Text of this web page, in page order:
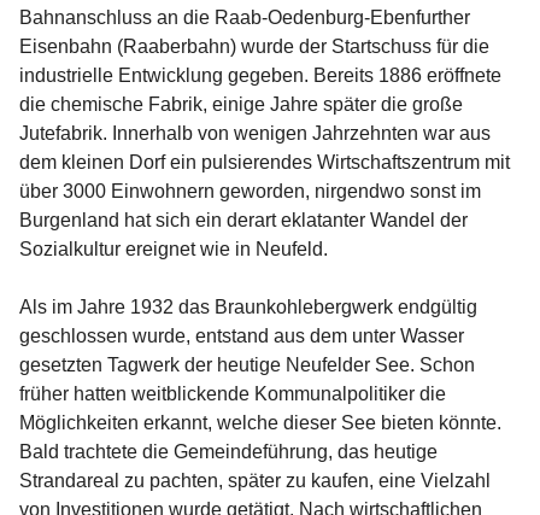
Bahnanschluss an die Raab-Oedenburg-Ebenfurther
Eisenbahn (Raaberbahn) wurde der Startschuss für die
industrielle Entwicklung gegeben. Bereits 1886 eröffnete
die chemische Fabrik, einige Jahre später die große
Jutefabrik. Innerhalb von wenigen Jahrzehnten war aus
dem kleinen Dorf ein pulsierendes Wirtschaftszentrum mit
über 3000 Einwohnern geworden, nirgendwo sonst im
Burgenland hat sich ein derart eklatanter Wandel der
Sozialkultur ereignet wie in Neufeld.
Als im Jahre 1932 das Braunkohlebergwerk endgültig
geschlossen wurde, entstand aus dem unter Wasser
gesetzten Tagwerk der heutige Neufelder See. Schon
früher hatten weitblickende Kommunalpolitiker die
Möglichkeiten erkannt, welche dieser See bieten könnte.
Bald trachtete die Gemeindeführung, das heutige
Strandareal zu pachten, später zu kaufen, eine Vielzahl
von Investitionen wurde getätigt. Nach wirtschaftlichen